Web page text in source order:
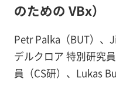
のための VBx）
Petr Palka（BUT）、
デルクロア 特別研究
員（CS研）、Lukas